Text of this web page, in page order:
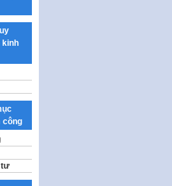
Lý
kinh
công
tư